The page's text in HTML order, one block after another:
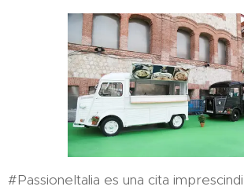
#PassioneItalia es una cita